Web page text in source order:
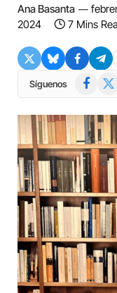
Ana Basanta
2024
7 Mins
Síguenos Facebook